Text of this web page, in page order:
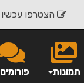
הצטרפו עכשיו
פורומים תמונות